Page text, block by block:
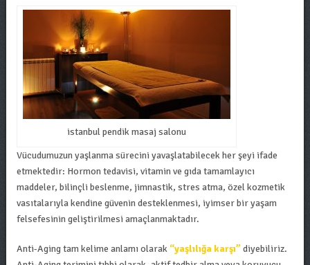
istanbul pendik masaj salonu
Vücudumuzun yaşlanma sürecini yavaşlatabilecek her şeyi ifade
etmektedir: Hormon tedavisi, vitamin ve gıda tamamlayıcı
maddeler, bilinçli beslenme, jimnastik, stres atma, özel kozmetik
vasıtalarıyla kendine güvenin desteklenmesi, iyimser bir yaşam
felsefesinin geliştirilmesi amaçlanmaktadır.
Anti-Aging tam kelime anlamı olarak “yaşlılığa karşı” diyebiliriz.